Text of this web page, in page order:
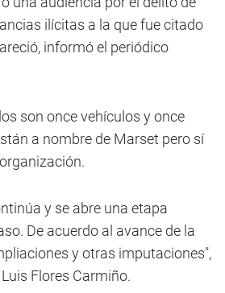
ilícitas a la que fue citado
informó el periódico
son once vehículos y once
a nombre de Marset pero sí
y se abre una etapa
De acuerdo al avance de la
y otras imputaciones",
Flores Carmiño.